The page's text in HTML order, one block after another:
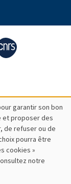
garantir son bon
et proposer des
de refuser ou de
pourra être
cookies »
notre